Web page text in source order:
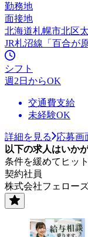
勤務地
面接地
北海道札幌市北区
JR札沼線「百合が
シフト
週2日からOK
交通費支給
未経験OK
詳細を見る
応募画
以下の求人はいか
条件を緩めてヒッ
契約社員
株式会社フェロー